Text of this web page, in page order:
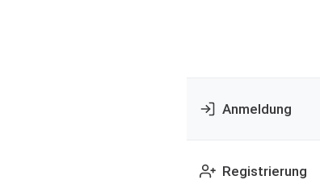
Anmeldung
Registrierung